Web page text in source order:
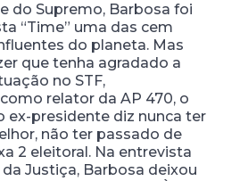
do Supremo, Barbosa foi
“Time” uma das cem
do planeta. Mas
que tenha agradado a
no STF,
relator da AP 470, o
ex-presidente diz nunca ter
não ter passado de
2 eleitoral. Na entrevista
Justiça, Barbosa deixou